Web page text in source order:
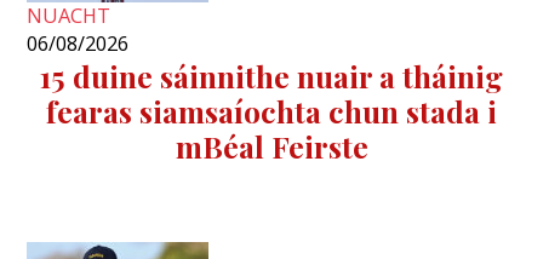
NUACHT
06/08/2026
15 duine sáinnithe nuair a tháinig
fearas siamsaíochta chun stada i
mBéal Feirste